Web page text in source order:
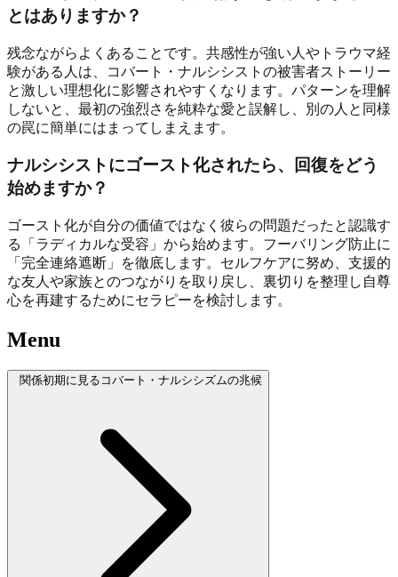
とはありますか？
残念ながらよくあることです。共感性が強い人やトラウマ経
験がある人は、コバート・ナルシシストの被害者ストーリー
と激しい理想化に影響されやすくなります。パターンを理解
しないと、最初の強烈さを純粋な愛と誤解し、別の人と同様
の罠に簡単にはまってしまえます。
ナルシシストにゴースト化されたら、回復をどう
始めますか？
ゴースト化が自分の価値ではなく彼らの問題だったと認識す
る「ラディカルな受容」から始めます。フーバリング防止に
「完全連絡遮断」を徹底します。セルフケアに努め、支援的
な友人や家族とのつながりを取り戻し、裏切りを整理し自尊
心を再建するためにセラピーを検討します。
Menu
関係初期に見るコバート・ナルシシズムの兆候